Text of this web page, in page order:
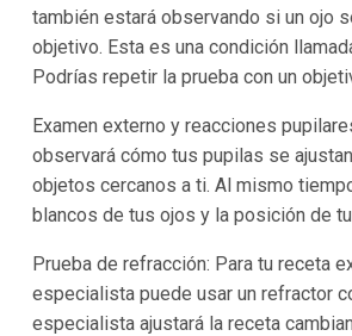
también estará observando si un ojo
objetivo. Esta es una condición
Podrías repetir la prueba con un
Examen externo y reacciones
observará cómo tus pupilas se
objetos cercanos a ti. Al mismo
blancos de tus ojos y la posición de
Prueba de refracción: Para tu receta
especialista puede usar un refractor
especialista ajustará la receta